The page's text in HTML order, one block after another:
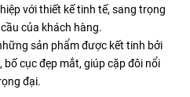
với thiết kế tinh tế, sang trọng
của khách hàng.
sản phẩm được kết tinh bởi
cục đẹp mắt, giúp cặp đôi nổi
đại.